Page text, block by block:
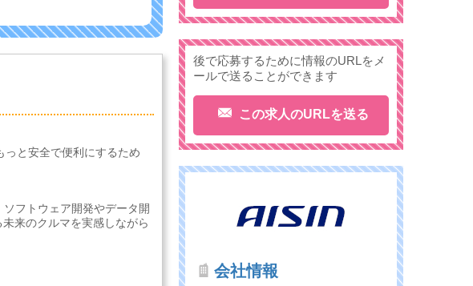
っと安全で便利にするため
フトウェア開発やデータ開
来のクルマを実感しながら
後で応募するために情報のURLをメ
ールで送ることができます
この求人のURLを送る
会社情報